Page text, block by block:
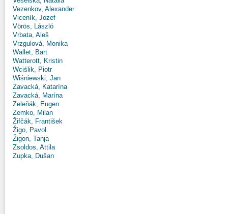
Vezenkov, Alexander
Viceník, Jozef
Vörös, László
Vrbata, Aleš
Vrzgulová, Monika
Wallet, Bart
Watterott, Kristin
Wciślik, Piotr
Wiśniewski, Jan
Zavacká, Katarína
Zavacká, Marína
Zeleňák, Eugen
Zemko, Milan
Žifčák, František
Žigo, Pavol
Žigon, Tanja
Zsoldos, Attila
Zupka, Dušan